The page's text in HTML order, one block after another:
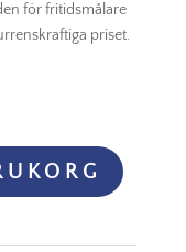
för fritidsmålare
priset.